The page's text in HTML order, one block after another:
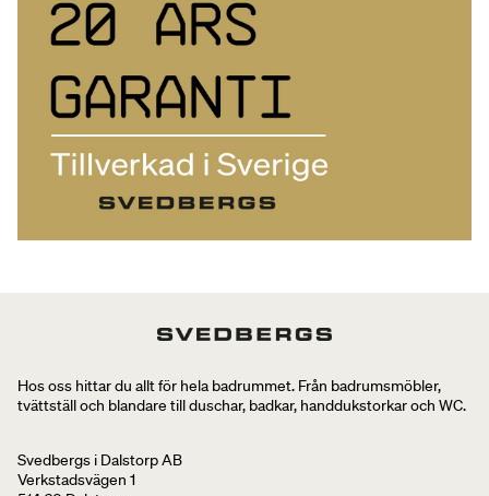
Hos oss hittar du allt för hela badrummet. Från badrumsmöbler,
tvättställ och blandare till duschar, badkar, handdukstorkar och WC.
Svedbergs i Dalstorp AB
Verkstadsvägen 1